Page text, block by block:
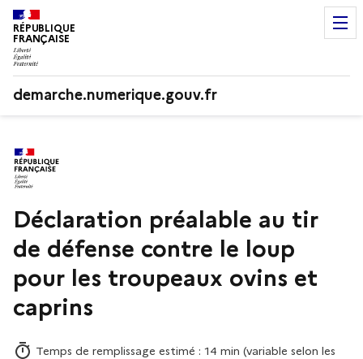
RÉPUBLIQUE
FRANÇAISE
demarche.numerique.gouv.fr
Déclaration préalable au tir
de défense contre le loup
pour les troupeaux ovins et
caprins
Temps de remplissage estimé : 14 min (variable selon les